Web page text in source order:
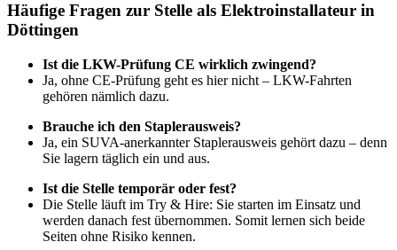
Häufige Fragen zur Stelle als Elektroinstallateur in
Döttingen
Ist die LKW-Prüfung CE wirklich zwingend?
Ja, ohne CE-Prüfung geht es hier nicht – LKW-Fahrten
gehören nämlich dazu.
Brauche ich den Staplerausweis?
Ja, ein SUVA-anerkannter Staplerausweis gehört dazu – denn
Sie lagern täglich ein und aus.
Ist die Stelle temporär oder fest?
Die Stelle läuft im Try & Hire: Sie starten im Einsatz und
werden danach fest übernommen. Somit lernen sich beide
Seiten ohne Risiko kennen.